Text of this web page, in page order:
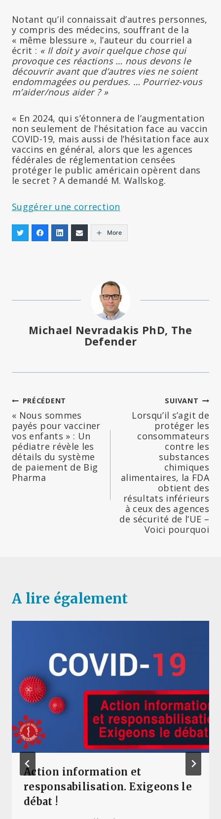
Notant qu’il connaissait d’autres personnes,
y compris des médecins, souffrant de la
« même blessure », l’auteur du courriel a
écrit : « Il doit y avoir quelque chose qui
provoque ces réactions … nous devons le
découvrir avant que d’autres vies ne soient
endommagées ou perdues. … Pourriez-vous
m’aider/nous aider ? »
« En 2024, qui s’étonnera de l’augmentation
non seulement de l’hésitation face au vaccin
COVID-19, mais aussi de l’hésitation face aux
vaccins en général, alors que les agences
fédérales de réglementation censées
protéger le public américain opèrent dans
le secret ? A demandé M. Wallskog.
Suggérer une correction
More
Michael Nevradakis PhD, The
Defender
Navigation
de
l’article
PRÉCÉDENT
« Nous sommes
payés pour vacciner
vos enfants » : Un
pédiatre révèle les
détails du système
de paiement de Big
Pharma
SUIVANT
Lorsqu’il s’agit de
protéger les
consommateurs
contre les
substances
chimiques
alimentaires, la FDA
obtient des
résultats inférieurs
à ceux des agences
de sécurité de l’UE –
Voici pourquoi
A lire également
Action information et
responsabilisation. Exigeons le
débat !